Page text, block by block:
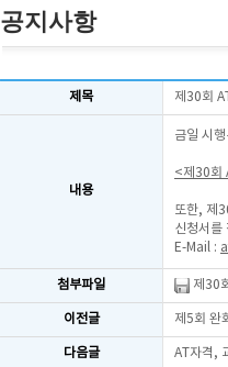
공지사항
제목 제30회
내용
금일 시
<제30회
또한, 제
신청서를
E-Mail :
첨부파일 제30
이전글 제5회 완
다음글 AT자격,